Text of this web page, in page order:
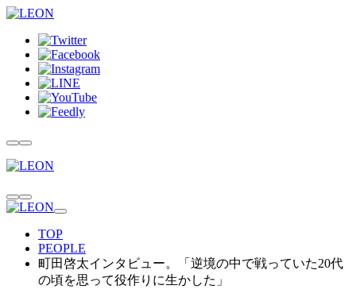
TOP
PEOPLE
町田啓太インタビュー。「逆境の中で戦っていた20代
の頃を思って役作りに生かした」